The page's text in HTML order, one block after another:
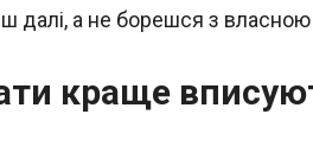
далі, а не борешся з
краще